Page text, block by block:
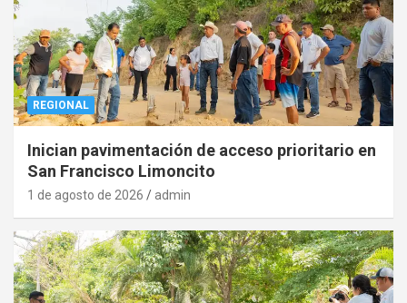
REGIONAL
Inician pavimentación de acceso prioritario en
San Francisco Limoncito
1 de agosto de 2026 admin